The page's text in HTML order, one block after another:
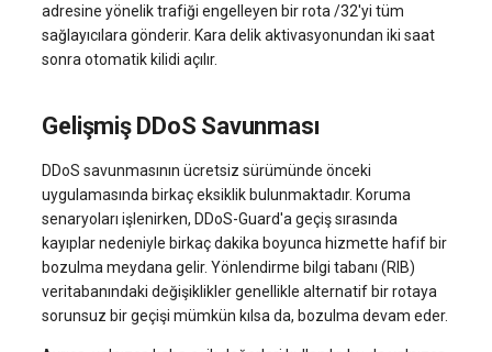
adresine yönelik trafiği engelleyen bir rota /32'yi tüm
sağlayıcılara gönderir. Kara delik aktivasyonundan iki saat
sonra otomatik kilidi açılır.
Gelişmiş DDoS Savunması
DDoS savunmasının ücretsiz sürümünde önceki
uygulamasında birkaç eksiklik bulunmaktadır. Koruma
senaryoları işlenirken, DDoS-Guard'a geçiş sırasında
kayıplar nedeniyle birkaç dakika boyunca hizmette hafif bir
bozulma meydana gelir. Yönlendirme bilgi tabanı (RIB)
veritabanındaki değişiklikler genellikle alternatif bir rotaya
sorunsuz bir geçişi mümkün kılsa da, bozulma devam eder.